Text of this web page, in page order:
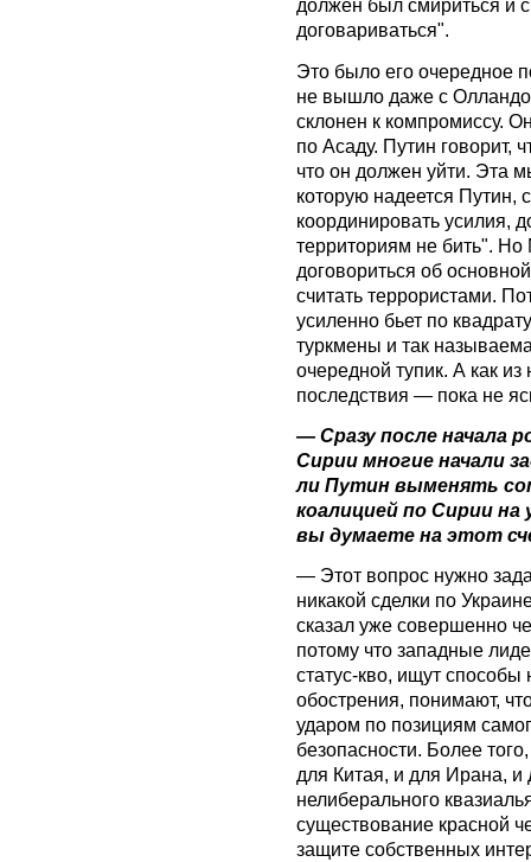
должен был смириться и
договариваться".
Это было его очередное
не вышло даже с
склонен к компромиссу.
по Асаду. Путин говорит,
что он должен уйти. Эта
которую надеется Путин,
координировать усилия,
территориям не бить".
договориться об
считать террористами.
усиленно бьет по
туркмены и так
очередной тупик. А как из
последствия — пока не
— Сразу после начала
Сирии многие начали
ли Путин выменять
коалицией по Сирии на
вы думаете на этот
— Этот вопрос нужно
никакой сделки по
сказал уже совершенно
потому что западные
статус-кво, ищут
обострения, понимают,
ударом по позициям
безопасности. Более
для Китая, и для Ирана, и
нелиберального
существование красной
защите собственных